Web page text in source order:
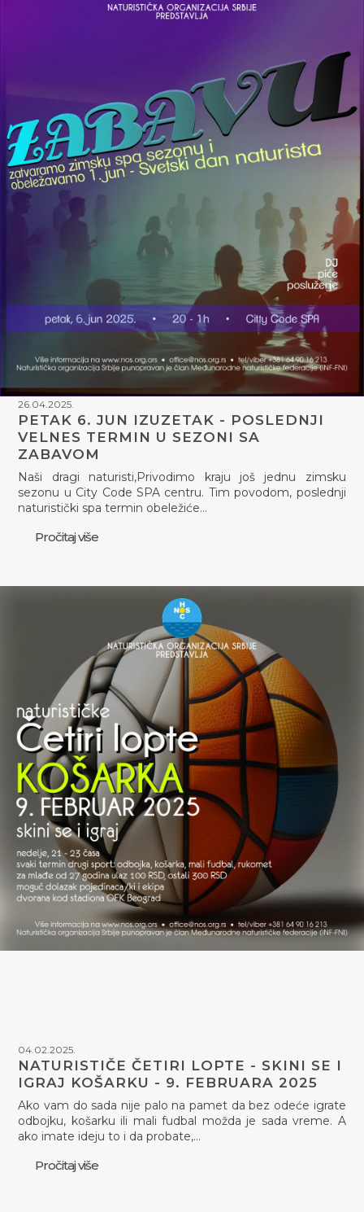
26.04.2025.
PETAK 6. JUN IZUZETAK - POSLEDNJI
VELNES TERMIN U SEZONI SA
ZABAVOM
Naši dragi naturisti,Privodimo kraju još jednu zimsku
sezonu u City Code SPA centru. Tim povodom, poslednji
naturistički spa termin obeležiće…
Pročitaj više
04.02.2025.
NATURISTIČE ČETIRI LOPTE - SKINI SE I
IGRAJ KOŠARKU - 9. FEBRUARA 2025
Ako vam do sada nije palo na pamet da bez odeće igrate
odbojku, košarku ili mali fudbal možda je sada vreme. A
ako imate ideju to i da probate,…
Pročitaj više